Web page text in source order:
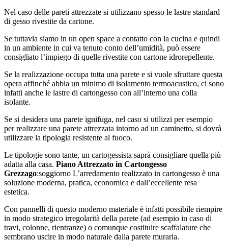
Nel caso delle pareti attrezzate si utilizzano spesso le lastre standard
di gesso rivestite da cartone.
Se tuttavia siamo in un open space a contatto con la cucina e quindi
in un ambiente in cui va tenuto conto dell’umidità, può essere
consigliato l’impiego di quelle rivestite con cartone idrorepellente.
Se la realizzazione occupa tutta una parete e si vuole sfruttare questa
opera affinché abbia un minimo di isolamento termoacustico, ci sono
infatti anche le lastre di cartongesso con all’interno una colla
isolante.
Se si desidera una parete ignifuga, nel caso si utilizzi per esempio
per realizzare una parete attrezzata intorno ad un caminetto, si dovrà
utilizzare la tipologia resistente al fuoco.
Le tipologie sono tante, un cartogessista saprà consigliare quella più
adatta alla casa. Piano Attrezzato in Cartongesso
Grezzago:soggiorno L’arredamento realizzato in cartongesso è una
soluzione moderna, pratica, economica e dall’eccellente resa
estetica.
Con pannelli di questo moderno materiale è infatti possibile riempire
in modo strategico irregolarità della parete (ad esempio in caso di
travi, colonne, rientranze) o comunque costituire scaffalature che
sembrano uscire in modo naturale dalla parete muraria.